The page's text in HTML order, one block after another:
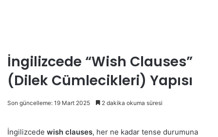
İngilizcede “Wish Clauses”
(Dilek Cümlecikleri) Yapısı
Son güncelleme: 19 Mart 2025 2 dakika okuma süresi
İngilizcede wish clauses, her ne kadar tense durumuna